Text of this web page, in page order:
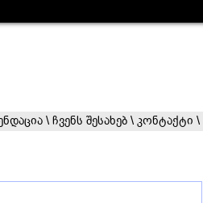
\ ჩვენს შესახებ \ კონტაქტი \